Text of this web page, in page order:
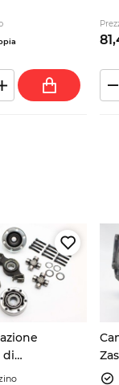
81,
di
Fiat Panda